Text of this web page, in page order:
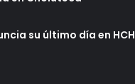
su último día en HCH